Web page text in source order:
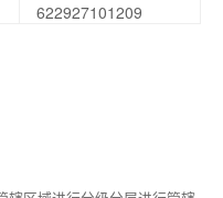
622927101209